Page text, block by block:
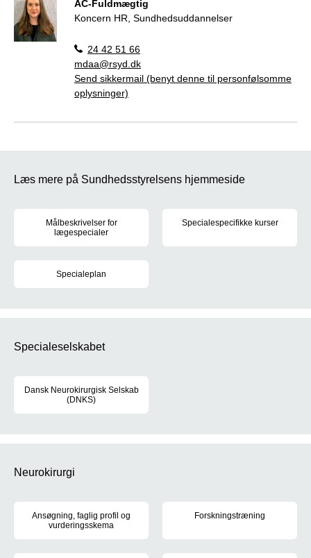
AC-Fuldmægtig
Koncern HR, Sundhedsuddannelser
24 42 51 66
mdaa@rsyd.dk
Send sikkermail (benyt denne til personfølsomme
oplysninger)
Læs mere på Sundhedsstyrelsens hjemmeside
Målbeskrivelser for
lægespecialer
Specialespecifikke kurser
Specialeplan
Specialeselskabet
Dansk Neurokirurgisk Selskab
(DNKS)
Neurokirurgi
Ansøgning, faglig profil og
vurderingsskema
Forskningstræning